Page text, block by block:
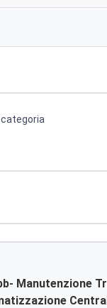
Manutenzione